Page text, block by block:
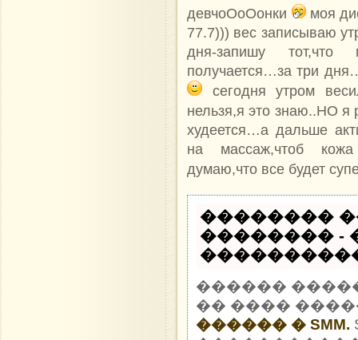
девчоОоОонки
моя
77.7))) вес записываю
дня-запишу тот,что
получается…за три
сегодня утром
нельзя,я это знаю..НО
худеется…а дальше
на массаж,чтоб кожа
думаю,что все будет
��������
�������� -
�����������
������
�� ����
������ � SMM.